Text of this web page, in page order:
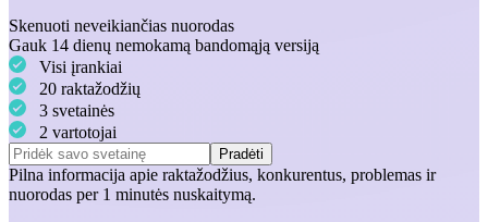
Skenuoti neveikiančias nuorodas
Gauk 14 dienų nemokamą bandomąją versiją
Visi įrankiai
20 raktažodžių
3 svetainės
2 vartotojai
Pradėti
Pilna informacija apie raktažodžius, konkurentus, problemas ir
nuorodas per 1 minutės nuskaitymą.